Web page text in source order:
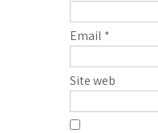
Email *
Site web